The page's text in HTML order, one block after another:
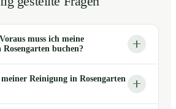
muss ich meine
buchen?
Reinigung in Rosengarten